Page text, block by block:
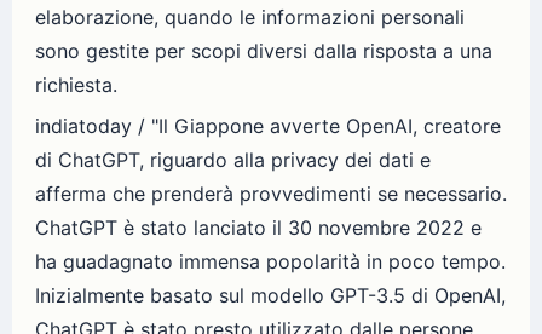
elaborazione, quando le informazioni personali
sono gestite per scopi diversi dalla risposta a una
richiesta.
indiatoday / "Il Giappone avverte OpenAI, creatore
di ChatGPT, riguardo alla privacy dei dati e
afferma che prenderà provvedimenti se necessario.
ChatGPT è stato lanciato il 30 novembre 2022 e
ha guadagnato immensa popolarità in poco tempo.
Inizialmente basato sul modello GPT-3.5 di OpenAI,
ChatGPT è stato presto utilizzato dalle persone